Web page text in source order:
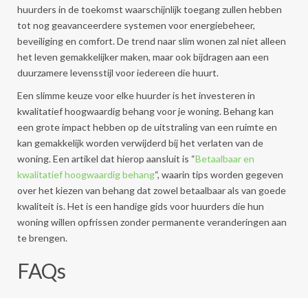
huurders in de toekomst waarschijnlijk toegang zullen hebben
tot nog geavanceerdere systemen voor energiebeheer,
beveiliging en comfort. De trend naar slim wonen zal niet alleen
het leven gemakkelijker maken, maar ook bijdragen aan een
duurzamere levensstijl voor iedereen die huurt.
Een slimme keuze voor elke huurder is het investeren in
kwalitatief hoogwaardig behang voor je woning. Behang kan
een grote impact hebben op de uitstraling van een ruimte en
kan gemakkelijk worden verwijderd bij het verlaten van de
woning. Een artikel dat hierop aansluit is “Betaalbaar en
kwalitatief hoogwaardig behang“, waarin tips worden gegeven
over het kiezen van behang dat zowel betaalbaar als van goede
kwaliteit is. Het is een handige gids voor huurders die hun
woning willen opfrissen zonder permanente veranderingen aan
te brengen.
FAQs